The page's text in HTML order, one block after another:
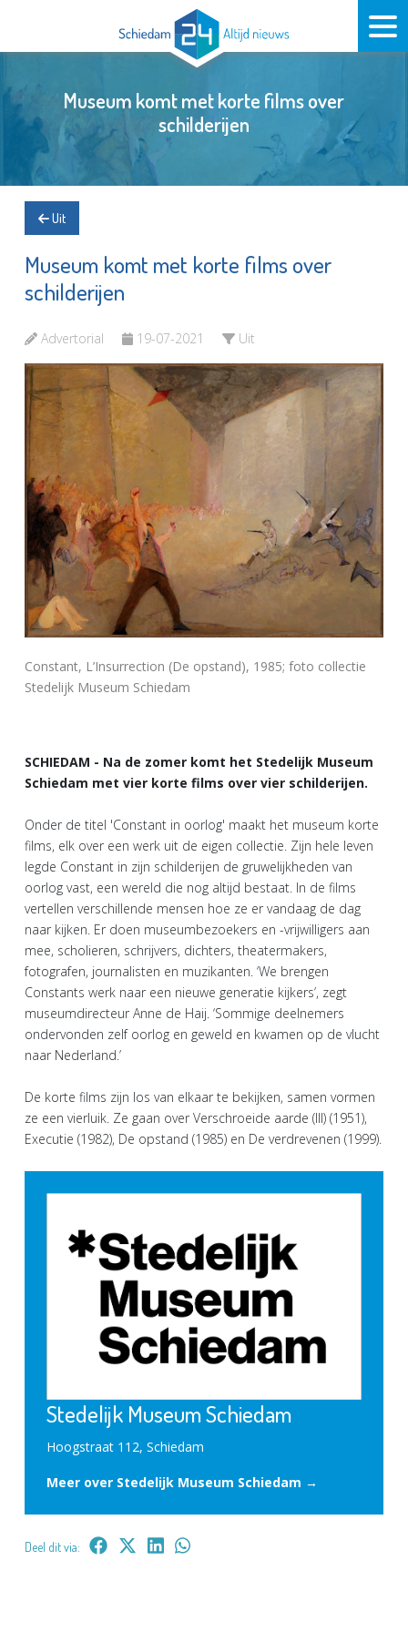
Museum komt met korte films over
schilderijen
Uit
Museum komt met korte films over
schilderijen
Advertorial 19-07-2021 Uit
Constant, L’Insurrection (De opstand), 1985; foto collectie
Stedelijk Museum Schiedam
SCHIEDAM - Na de zomer komt het Stedelijk Museum
Schiedam met vier korte films over vier schilderijen.
Onder de titel 'Constant in oorlog' maakt het museum korte
films, elk over een werk uit de eigen collectie. Zijn hele leven
legde Constant in zijn schilderijen de gruwelijkheden van
oorlog vast, een wereld die nog altijd bestaat. In de films
vertellen verschillende mensen hoe ze er vandaag de dag
naar kijken. Er doen museumbezoekers en -vrijwilligers aan
mee, scholieren, schrijvers, dichters, theatermakers,
fotografen, journalisten en muzikanten. ‘We brengen
Constants werk naar een nieuwe generatie kijkers’, zegt
museumdirecteur Anne de Haij. ‘Sommige deelnemers
ondervonden zelf oorlog en geweld en kwamen op de vlucht
naar Nederland.’
De korte films zijn los van elkaar te bekijken, samen vormen
ze een vierluik. Ze gaan over Verschroeide aarde (III) (1951),
Executie (1982), De opstand (1985) en De verdrevenen (1999).
Stedelijk Museum Schiedam
Hoogstraat 112, Schiedam
Meer over Stedelijk Museum Schiedam →
Deel dit via: